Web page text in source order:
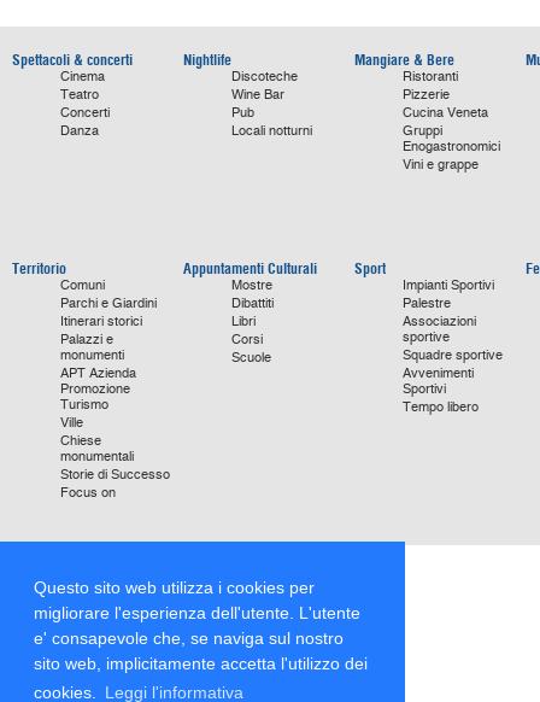
Questo sito web utilizza i cookies per
migliorare l'esperienza dell'utente. L'utente
e' consapevole che, se naviga sul nostro
sito web, implicitamente accetta l'utilizzo dei
cookies.
Leggi l'informativa
Spettacoli & concerti
Cinema
Teatro
Concerti
Danza
Nightlife
Discoteche
Wine Bar
Pub
Locali notturni
Mangiare & Bere
Ristoranti
Pizzerie
Cucina Veneta
Gruppi
Enogastronomici
Vini e grappe
Territorio
Comuni
Parchi e Giardini
Itinerari storici
Palazzi e
monumenti
APT Azienda
Promozione
Turismo
Ville
Chiese
monumentali
Storie di Successo
Focus on
Appuntamenti Culturali
Mostre
Dibattiti
Libri
Corsi
Scuole
Sport
Impianti Sportivi
Palestre
Associazioni
sportive
Squadre sportive
Avvenimenti
Sportivi
Tempo libero